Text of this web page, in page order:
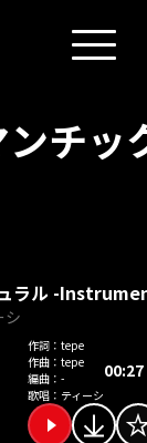
ンチ
ラル -
シ
作詞： tepe
作曲： tepe
編曲： -
歌唱： ティーシ
00:27